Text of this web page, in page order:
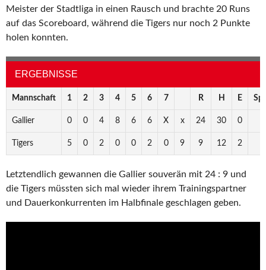
Meister der Stadtliga in einen Rausch und brachte 20 Runs
auf das Scoreboard, während die Tigers nur noch 2 Punkte
holen konnten.
ERGEBNISSE
Mannschaft 1 2 3 4 5 6 7 R H E
Gallier 0 0 4 8 6 6 X x 24 30 0
Tigers 5 0 2 0 0 2 0 9 9 12 2
Letztendlich gewannen die Gallier souverän mit 24 : 9 und
die Tigers müssten sich mal wieder ihrem Trainingspartner
und Dauerkonkurrenten im Halbfinale geschlagen geben.